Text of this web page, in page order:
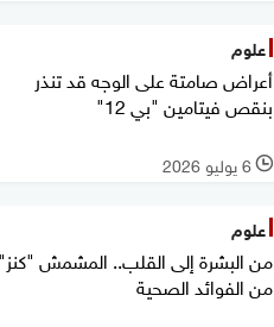
علوم
أعراض صامتة على الوجه قد تنذر
بنقص فيتامين "بي 12"
l 6 يوليو 2026
علوم
من البشرة إلى القلب.. المشمش "كنز"
من الفوائد الصحية